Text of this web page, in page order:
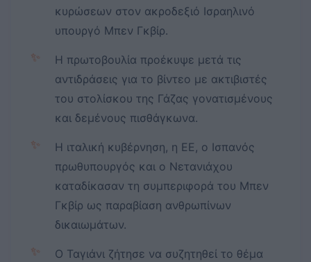
κυρώσεων στον ακροδεξιό Ισραηλινό
υπουργό Μπεν Γκβίρ.
✨
Η πρωτοβουλία προέκυψε μετά τις
αντιδράσεις για το βίντεο με ακτιβιστές
του στολίσκου της Γάζας γονατισμένους
και δεμένους πισθάγκωνα.
✨
Η ιταλική κυβέρνηση, η ΕΕ, ο Ισπανός
πρωθυπουργός και ο Νετανιάχου
καταδίκασαν τη συμπεριφορά του Μπεν
Γκβίρ ως παραβίαση ανθρωπίνων
δικαιωμάτων.
✨
Ο Ταγιάνι ζήτησε να συζητηθεί το θέμα